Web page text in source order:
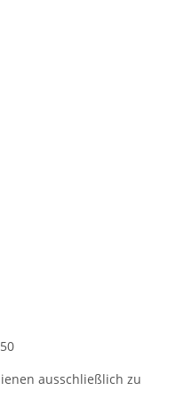
ausschließlich zu